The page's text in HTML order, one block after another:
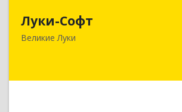
Луки-Софт
Великие Луки
182113, Псковская обл,